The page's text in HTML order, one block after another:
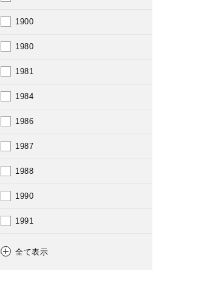
1900
1980
1981
1984
1986
1987
1988
1990
1991
1993
全て表示